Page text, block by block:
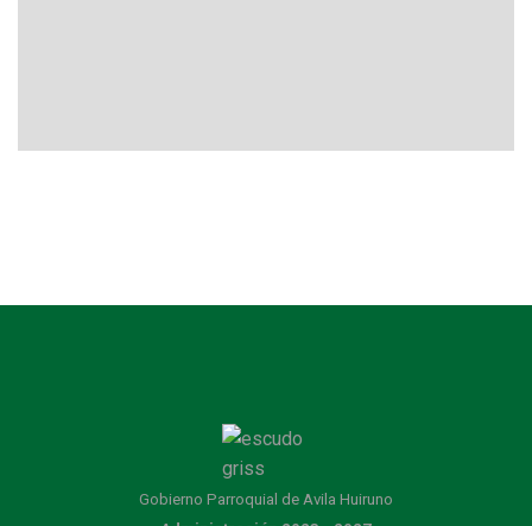
Gobierno Parroquial de Avila Huiruno